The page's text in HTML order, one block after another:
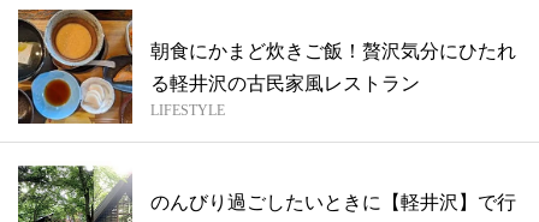
朝食にかまど炊きご飯！贅沢気分にひたれ
る軽井沢の古民家風レストラン
LIFESTYLE
のんびり過ごしたいときに【軽井沢】で行